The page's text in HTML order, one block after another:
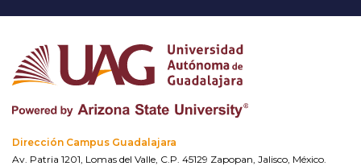
Dirección Campus Guadalajara
Av. Patria 1201, Lomas del Valle, C.P. 45129 Zapopan, Jalisco, México.